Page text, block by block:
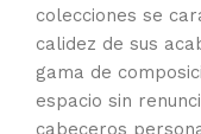
colecciones se
calidez de sus
gama de
espacio sin
cabeceros